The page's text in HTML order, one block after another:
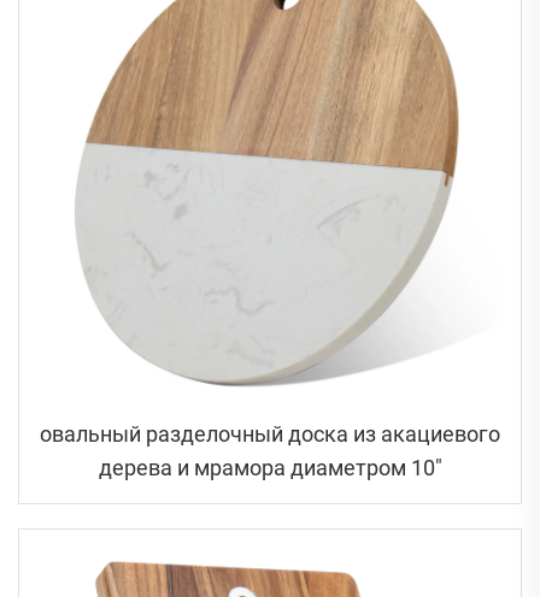
овальный разделочный доска из акациевого
дерева и мрамора диаметром 10"